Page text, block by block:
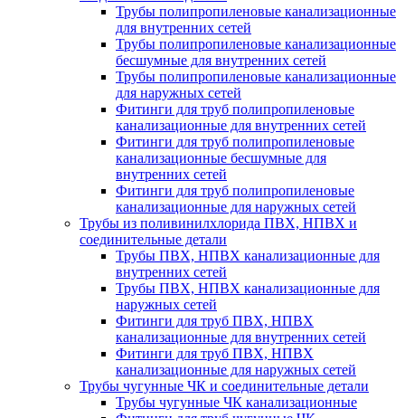
Трубы полипропиленовые канализационные
для внутренних сетей
Трубы полипропиленовые канализационные
бесшумные для внутренних сетей
Трубы полипропиленовые канализационные
для наружных сетей
Фитинги для труб полипропиленовые
канализационные для внутренних сетей
Фитинги для труб полипропиленовые
канализационные бесшумные для
внутренних сетей
Фитинги для труб полипропиленовые
канализационные для наружных сетей
Трубы из поливинилхлорида ПВХ, НПВХ и
соединительные детали
Трубы ПВХ, НПВХ канализационные для
внутренних сетей
Трубы ПВХ, НПВХ канализационные для
наружных сетей
Фитинги для труб ПВХ, НПВХ
канализационные для внутренних сетей
Фитинги для труб ПВХ, НПВХ
канализационные для наружных сетей
Трубы чугунные ЧК и соединительные детали
Трубы чугунные ЧК канализационные